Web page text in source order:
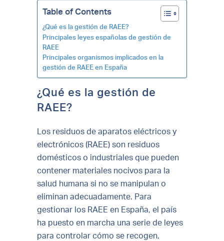
Table of Contents
¿Qué es la gestión de RAEE?
Principales leyes españolas de gestión de
RAEE
Principales organismos implicados en la
gestión de RAEE en España
¿Qué es la gestión de
RAEE?
Los residuos de aparatos eléctricos y
electrónicos (RAEE) son residuos
domésticos o industriales que pueden
contener materiales nocivos para la
salud humana si no se manipulan o
eliminan adecuadamente. Para
gestionar los RAEE en España, el país
ha puesto en marcha una serie de leyes
para controlar cómo se recogen,